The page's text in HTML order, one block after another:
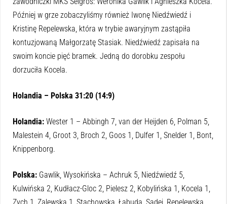
Później w grze zobaczyliśmy również Iwonę Niedźwiedź i
Kristinę Repelewska, która w trybie awaryjnym zastąpiła
kontuzjowaną Małgorzatę Stasiak. Niedźwiedź zapisała na
swoim koncie pięć bramek. Jedną do dorobku zespołu
dorzuciła Kocela.
Holandia – Polska 31:20 (14:9)
Holandia: Wester 1 – Abbingh 7, van der Heijden 6, Polman 5,
Malestein 4, Groot 3, Broch 2, Goos 1, Dulfer 1, Snelder 1, Bont,
Knippenborg.
Polska: Gawlik, Wysokińska – Achruk 5, Niedźwiedź 5,
Kulwińska 2, Kudłacz-Gloc 2, Pielesz 2, Kobylińska 1, Kocela 1,